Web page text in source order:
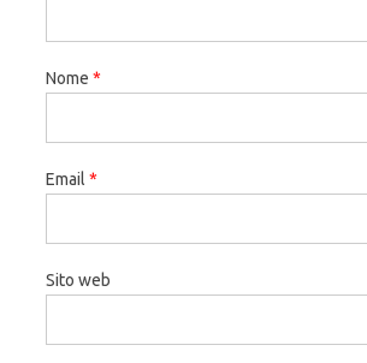
Nome *
Email *
Sito web